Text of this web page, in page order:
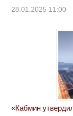
28.01.2025 11:00
«Кабмин